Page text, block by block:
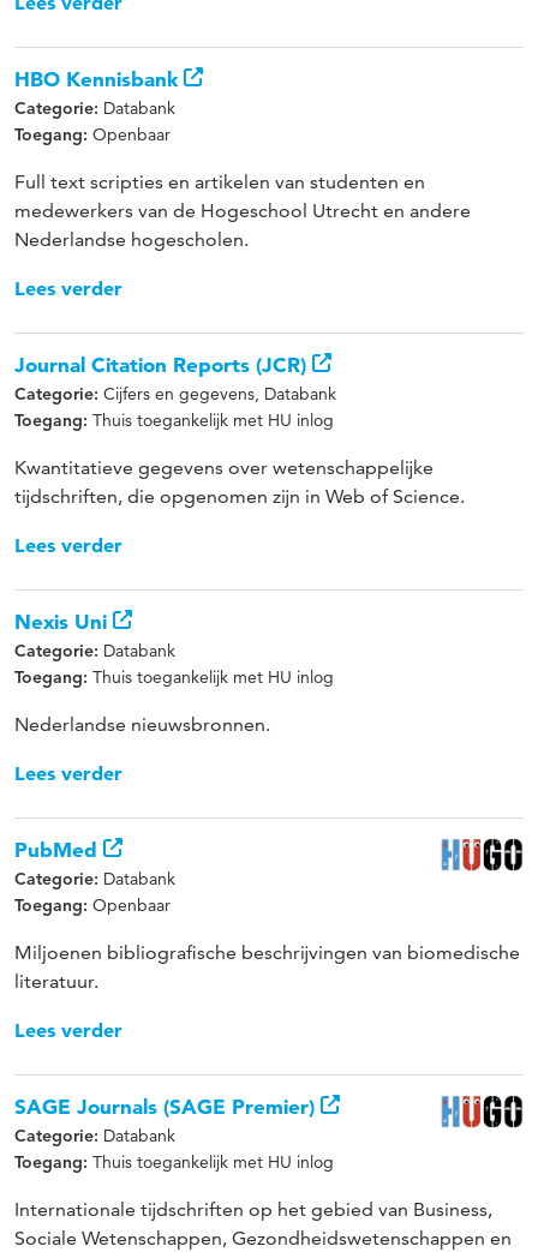
HBO Kennisbank
Categorie: Databank
Toegang: Openbaar
Full text scripties en artikelen van studenten en
medewerkers van de Hogeschool Utrecht en andere
Nederlandse hogescholen.
Lees verder
Journal Citation Reports (JCR)
Categorie: Cijfers en gegevens, Databank
Toegang: Thuis toegankelijk met HU inlog
Kwantitatieve gegevens over wetenschappelijke
tijdschriften, die opgenomen zijn in Web of Science.
Lees verder
Nexis Uni
Categorie: Databank
Toegang: Thuis toegankelijk met HU inlog
Nederlandse nieuwsbronnen.
Lees verder
PubMed
Categorie: Databank
Toegang: Openbaar
Miljoenen bibliografische beschrijvingen van biomedische
literatuur.
Lees verder
SAGE Journals (SAGE Premier)
Categorie: Databank
Toegang: Thuis toegankelijk met HU inlog
Internationale tijdschriften op het gebied van Business,
Sociale Wetenschappen, Gezondheidswetenschappen en